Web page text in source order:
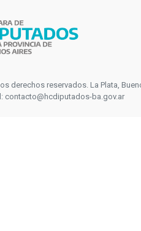
reservados. La Plata,
contacto@hcdiputados-ba.gov.ar